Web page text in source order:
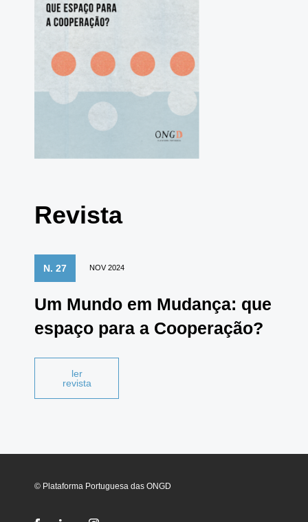
Revista
N. 27 NOV 2024
Um Mundo em Mudança: que
espaço para a Cooperação?
ler
revista
© Plataforma Portuguesa das ONGD